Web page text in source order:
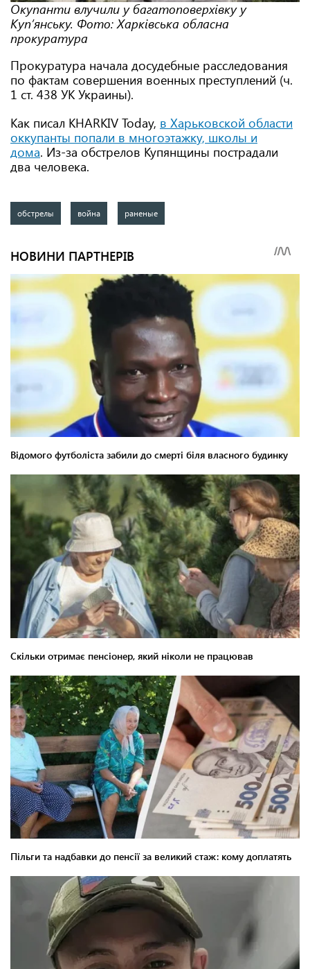
Окупанти влучили у багатоповерхівку у
Куп’янську. Фото: Харківська обласна
прокуратура
Прокуратура начала досудебные расследования
по фактам совершения военных преступлений (ч.
1 ст. 438 УК Украины).
Как писал KHARKIV Today, в Харьковской области
оккупанты попали в многоэтажку, школы и
дома. Из-за обстрелов Купянщины пострадали
два человека.
обстрелы война раненые